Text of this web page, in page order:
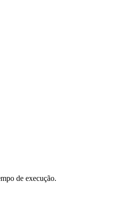
de execução.